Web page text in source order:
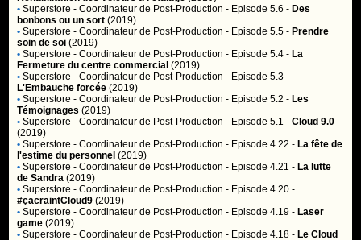
• Superstore - Coordinateur de Post-Production - Episode 5.6 - Des
bonbons ou un sort (2019)
• Superstore - Coordinateur de Post-Production - Episode 5.5 - Prendre
soin de soi (2019)
• Superstore - Coordinateur de Post-Production - Episode 5.4 - La
Fermeture du centre commercial (2019)
• Superstore - Coordinateur de Post-Production - Episode 5.3 -
L'Embauche forcée (2019)
• Superstore - Coordinateur de Post-Production - Episode 5.2 - Les
Témoignages (2019)
• Superstore - Coordinateur de Post-Production - Episode 5.1 -Cloud 9.0
(2019)
• Superstore - Coordinateur de Post-Production - Episode 4.22 - La fête de
l'estime du personnel (2019)
• Superstore - Coordinateur de Post-Production - Episode 4.21 - La lutte
de Sandra (2019)
• Superstore - Coordinateur de Post-Production - Episode 4.20 -
#çacraintCloud9 (2019)
• Superstore - Coordinateur de Post-Production - Episode 4.19 - Laser
game (2019)
• Superstore - Coordinateur de Post-Production - Episode 4.18 - Le Cloud